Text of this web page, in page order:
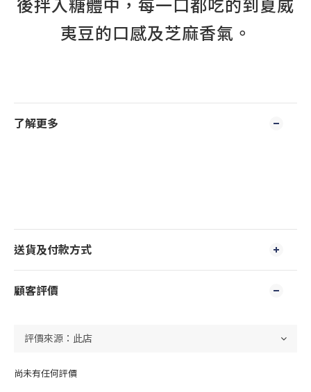
後拌入糖體中，每一口都吃的到夏威
夷豆的口感及芝麻香氣。
了解更多
送貨及付款方式
顧客評價
尚未有任何評價